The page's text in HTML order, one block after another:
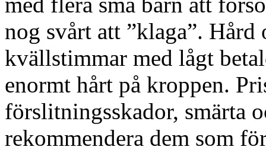
nog svårt att ”klaga”.
kvällstimmar med lågt
enormt hårt på kroppen.
förslitningsskador, smärta
rekommendera dem som